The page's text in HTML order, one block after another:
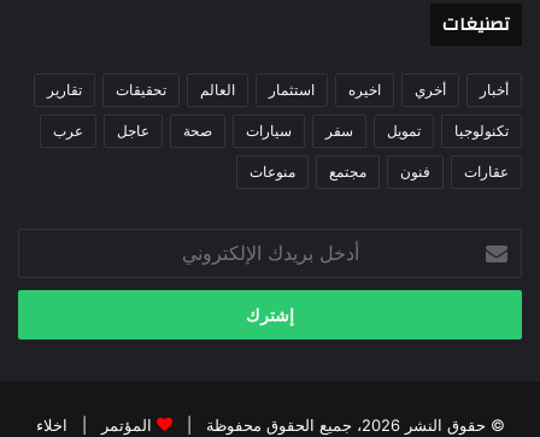
تصنيغات
أخبار أخري اخيره استثمار العالم تحقيقات تقارير
تكنولوجيا تمويل سفر سيارات صحة عاجل عرب
عقارات فنون مجتمع منوعات
بريدك
الإلكتروني
© حقوق النشر 2026، جميع الحقوق محفوظة | المؤتمر
اخلاء